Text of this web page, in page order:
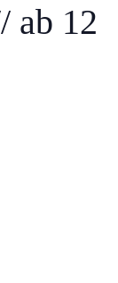
ab 12